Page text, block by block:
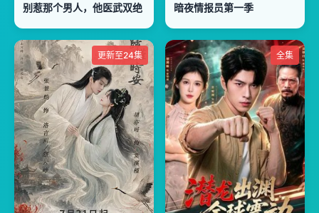
别惹那个男人，他医武双绝 暗夜情报员第一季
更新至24集 全集